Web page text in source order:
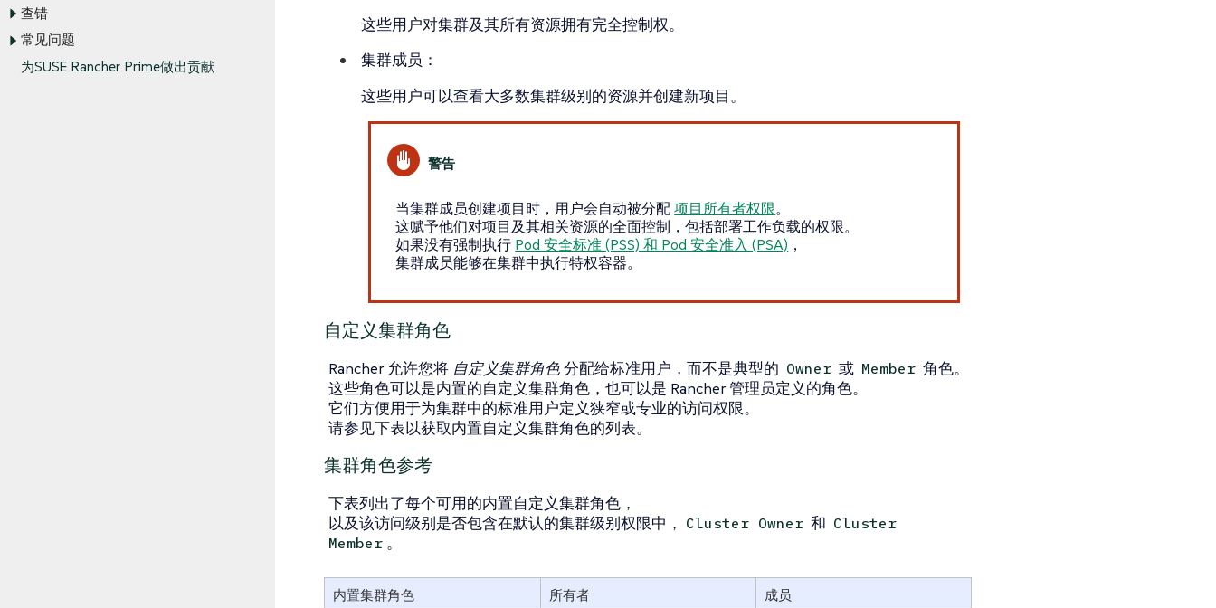
查错
常见问题
为SUSE Rancher Prime做出贡献
这些用户对集群及其所有资源拥有完全控制权。
集群成员：
这些用户可以查看大多数集群级别的资源并创建新项目。
当集群成员创建项目时，用户会自动被分配项目所有者权限。
这赋予他们对项目及其相关资源的全面控制，包括部署工作负载的权限。
如果没有强制执行 Pod 安全标准 (PSS) 和 Pod 安全准入 (PSA) ，
集群成员能够在集群中执行特权容器。
自定义集群角色
Rancher 允许您将 自定义集群角色分配给标准用户，而不是典型的 Owner 或 Member 角色。
这些角色可以是内置的自定义集群角色，也可以是 Rancher 管理员定义的角色。
它们方便用于为集群中的标准用户定义狭窄或专业的访问权限。
请参见下表以获取内置自定义集群角色的列表。
集群角色参考
下表列出了每个可用的内置自定义集群角色，
以及该访问级别是否包含在默认的集群级别权限中， Cluster Owner 和 Cluster
Member 。
内置集群角色 所有者 成员